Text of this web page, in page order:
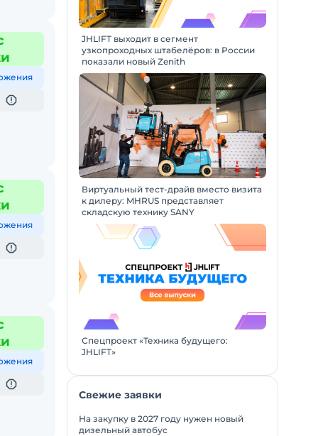
JHLIFT выходит в сегмент
узкопроходных штабелёров: в России
показали новый Zenith
Виртуальный тест-драйв вместо визита
к дилеру: MHRUS представляет
складскую технику SANY
Спецпроект «Техника будущего:
JHLIFT»
Свежие заявки
На закупку в 2027 году нужен новый
дизельный автобус